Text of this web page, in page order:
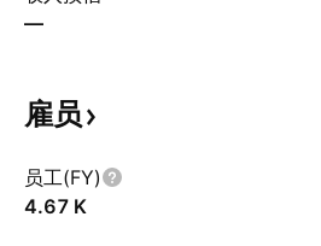
—
雇员
员工(FY)
‪4.67 K‬